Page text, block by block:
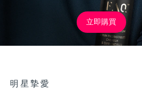
立即購買
明星摯愛